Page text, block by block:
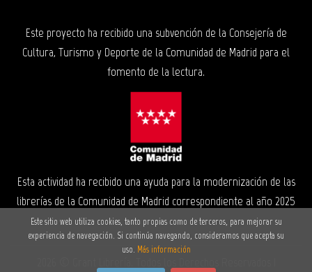
Este proyecto ha recibido una subvención de la Consejería de
Cultura, Turismo y Deporte de la Comunidad de Madrid para el
fomento de la lectura.
Esta actividad ha recibido una ayuda para la modernización de las
librerías de la Comunidad de Madrid correspondiente al año 2025
Este sitio web utiliza cookies, tanto propias como de terceros, para mejorar su
experiencia de navegación. Si continúa navegando, consideramos que acepta su
uso. Más información